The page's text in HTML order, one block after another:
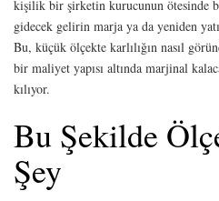
kişilik bir şirketin kurucunun ötesinde
gidecek gelirin marja ya da yeniden
Bu, küçük ölçekte karlılığın nasıl
bir maliyet yapısı altında marjinal
kılıyor.
Bu Şekilde
Şey